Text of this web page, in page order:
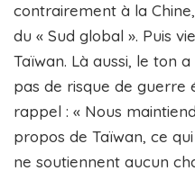
contrairement à la
du « Sud global ». Puis
Taïwan. Là aussi, le ton
pas de risque de guerre
rappel : « Nous
propos de Taïwan, ce
ne soutiennent aucun